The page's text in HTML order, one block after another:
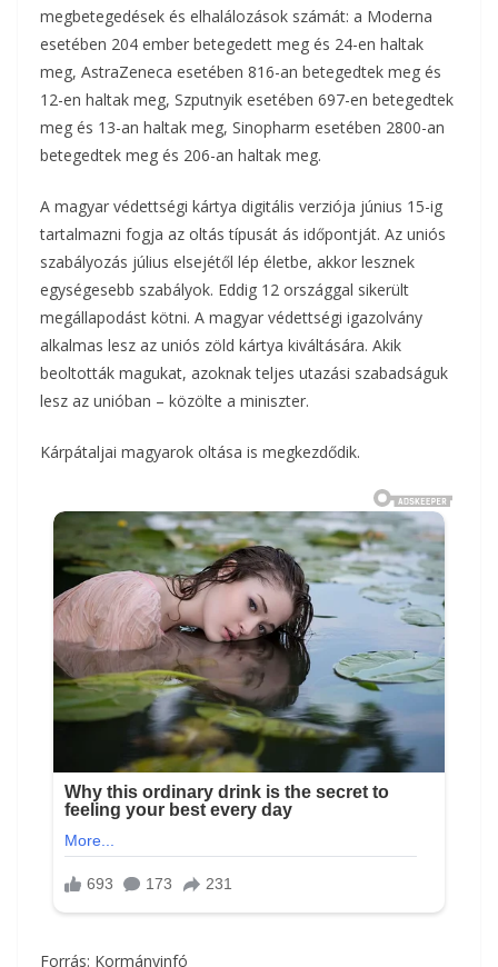
megbetegedések és elhalálozások számát: a Moderna
esetében 204 ember betegedett meg és 24-en haltak
meg, AstraZeneca esetében 816-an betegedtek meg és
12-en haltak meg, Szputnyik esetében 697-en betegedtek
meg és 13-an haltak meg, Sinopharm esetében 2800-an
betegedtek meg és 206-an haltak meg.
A magyar védettségi kártya digitális verziója június 15-ig
tartalmazni fogja az oltás típusát ás időpontját. Az uniós
szabályozás július elsejétől lép életbe, akkor lesznek
egységesebb szabályok. Eddig 12 országgal sikerült
megállapodást kötni. A magyar védettségi igazolvány
alkalmas lesz az uniós zöld kártya kiváltására. Akik
beoltották magukat, azoknak teljes utazási szabadságuk
lesz az unióban – közölte a miniszter.
Kárpátaljai magyarok oltása is megkezdődik.
Forrás: Kormányinfó